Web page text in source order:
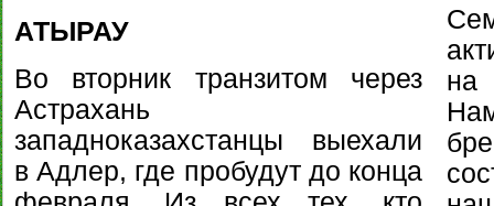
АТЫРАУ
Во вторник транзитом через
Астрахань
западноказахстанцы выехали
в Адлер, где пробудут до конца